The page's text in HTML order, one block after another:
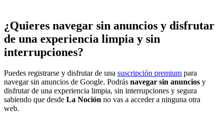
¿Quieres navegar sin anuncios y disfrutar
de una experiencia limpia y sin
interrupciones?
Puedes registrarse y disfrutar de una suscripción premium para
navegar sin anuncios de Google. Podrás navegar sin anuncios y
disfrutar de una experiencia limpia, sin interrupciones y segura
sabiendo que desde La Noción no vas a acceder a ninguna otra
web.